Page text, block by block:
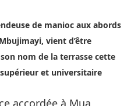
de manioc aux abords
vient d’être
nom de la terrasse cette
et universitaire